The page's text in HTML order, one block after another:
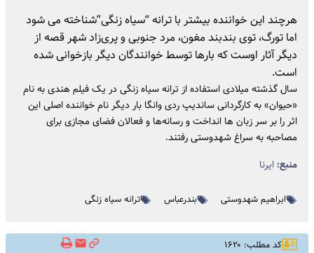
هرچند این خواننده بیشتر با ترانه “سیاه زنگی”شناخته می شود
اما تورگ، توی بندبند مغون، مرد جنوبی و پری‌زاد شهر قصه از
دیگر آثار اوست که بارها توسط خوانندگان دیگر بازخوانی شده
است.
سال گذشته میلادی استفاده از ترانه سیاه زنگی در یک فیلم هندی به نام
«حیوان» به کارگردانی ساندیپ ردی وانگا بار دیگر نام خواننده اصلی این
اثر را بر سر زبان ها انداخت و رسانه‌ها و فعالان فضای مجازی برای
مصاحبه به سراغ شهدوستی رفتند.
منبع: ایرنا
ابراهیم شهدوستی بندرعباس ترانه سیاه زنگی
کد مطلب: ۱۶۲۰